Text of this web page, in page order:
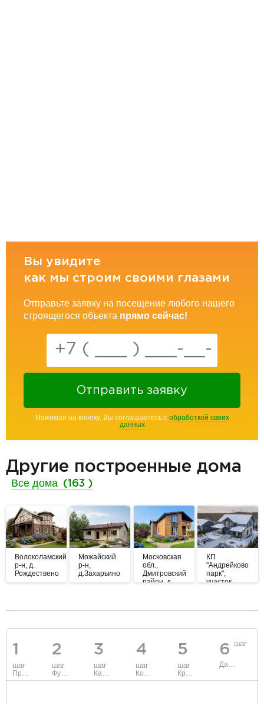
Вы увидите
как мы строим своими глазами
Отправьте заявку на посещение любого нашего
строящегося объекта прямо сейчас!
Отправить заявку
Нажимая на кнопку, Вы соглашаетесь с обработкой своих
данных
Другие построенные дома
Все дома (163 )
Волоколамский
р-н, д.
Рождествено
Можайский
р-н,
д.Захарьино
Московская
обл.,
Дмитровский
район, д.
КП
"Андрейково
парк",
участок
1
шаг
Проект
2
шаг
Фундамент
3
шаг
Каркас и стены
4
шаг
Коммуникации
5
шаг
Крыша
6 шаг
Данные